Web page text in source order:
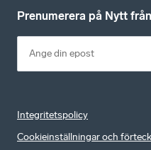
Prenumerera på Nytt
Integritetspolicy
Cookieinställningar och